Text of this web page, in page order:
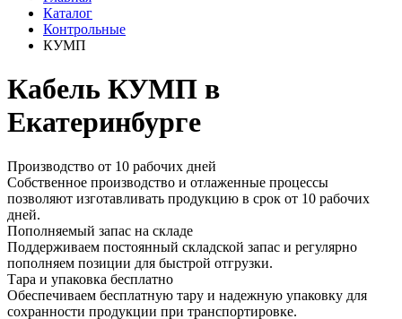
Каталог
Контрольные
КУМП
Кабель КУМП в
Екатеринбурге
Производство от 10 рабочих дней
Собственное производство и отлаженные процессы
позволяют изготавливать продукцию в срок от 10 рабочих
дней.
Пополняемый запас на складе
Поддерживаем постоянный складской запас и регулярно
пополняем позиции для быстрой отгрузки.
Тара и упаковка бесплатно
Обеспечиваем бесплатную тару и надежную упаковку для
сохранности продукции при транспортировке.